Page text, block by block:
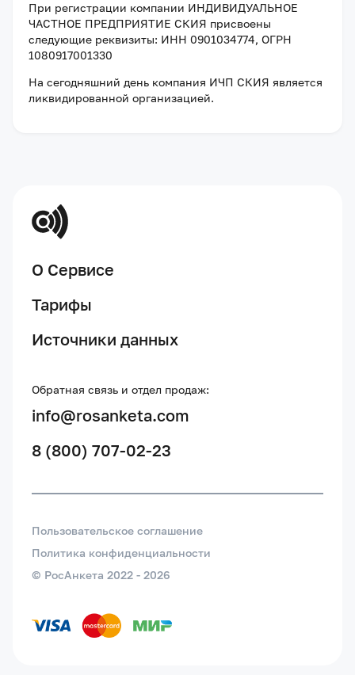
При регистрации компании ИНДИВИДУАЛЬНОЕ
ЧАСТНОЕ ПРЕДПРИЯТИЕ СКИЯ присвоены
следующие реквизиты: ИНН 0901034774, ОГРН
1080917001330
На сегодняшний день компания ИЧП СКИЯ является
ликвидированной организацией.
О Сервисе
Тарифы
Источники данных
Обратная связь и отдел продаж:
info@rosanketa.com
8 (800) 707-02-23
Пользовательское соглашение
Политика конфиденциальности
© РосАнкета 2022 - 2026